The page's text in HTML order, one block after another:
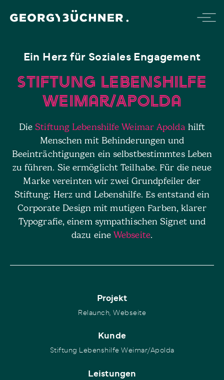
Ein Herz für Soziales Engagement
Stiftung Lebenshilfe
Weimar/Apolda
DieStiftung Lebenshilfe Weimar Apolda hilft
Menschen mit Behinderungen und
Beeinträchtigungen ein selbstbestimmtes Leben
zu führen. Sie ermöglicht Teilhabe. Für die neue
Marke vereinten wir zwei Grundpfeiler der
Stiftung: Herz und Lebenshilfe. Es entstand ein
Corporate Design mit mutigen Farben, klarer
Typografie, einem sympathischen Signet und
dazu eineWebseite.
Projekt
Relaunch, Webseite
Kunde
Stiftung Lebenshilfe Weimar/Apolda
Leistungen